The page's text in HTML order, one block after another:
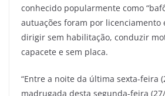
conhecido popularmente como
autuações foram por licenciamento
dirigir sem habilitação, conduzir
capacete e sem placa.
“Entre a noite da última sexta-feira
madrugada desta segunda-feira